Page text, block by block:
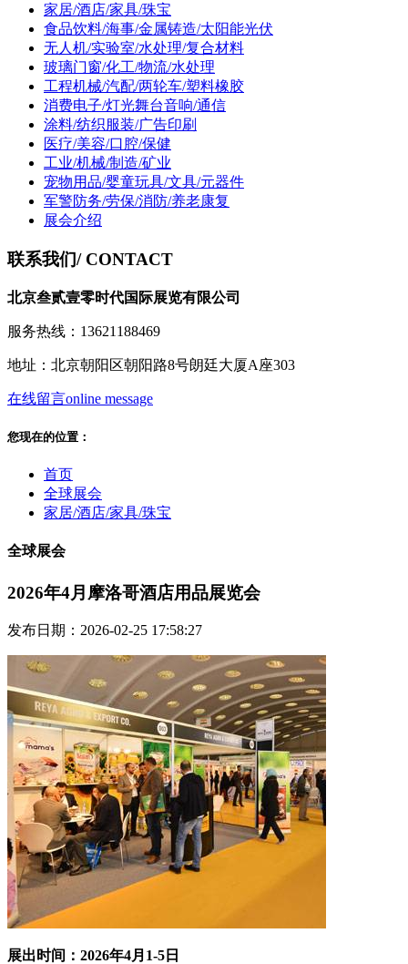
家居/酒店/家具/珠宝
食品饮料/海事/金属铸造/太阳能光伏
无人机/实验室/水处理/复合材料
玻璃门窗/化工/物流/水处理
工程机械/汽配/两轮车/塑料橡胶
消费电子/灯光舞台音响/通信
涂料/纺织服装/广告印刷
医疗/美容/口腔/保健
工业/机械/制造/矿业
宠物用品/婴童玩具/文具/元器件
军警防务/劳保/消防/养老康复
展会介绍
联系我们/ CONTACT
北京叁贰壹零时代国际展览有限公司
服务热线：13621188469
地址：北京朝阳区朝阳路8号朗廷大厦A座303
在线留言online message
您现在的位置：
首页
全球展会
家居/酒店/家具/珠宝
全球展会
2026年4月摩洛哥酒店用品展览会
发布日期：2026-02-25 17:58:27
展出时间：2026年4月 1-5 日